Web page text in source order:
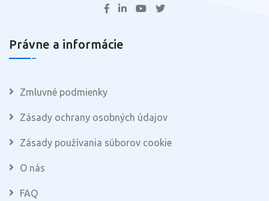
Právne a informácie
Zmluvné podmienky
Zásady ochrany osobných údajov
Zásady používania súborov cookie
O nás
FAQ